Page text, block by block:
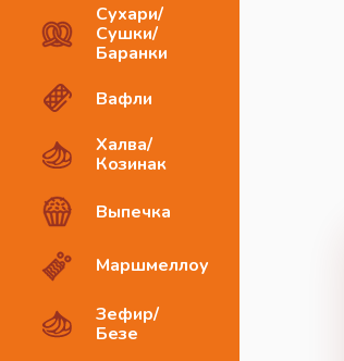
Сухари/
Сушки/
Баранки
Вафли
Халва/
Козинак
Выпечка
Маршмеллоу
Зефир/
Безе